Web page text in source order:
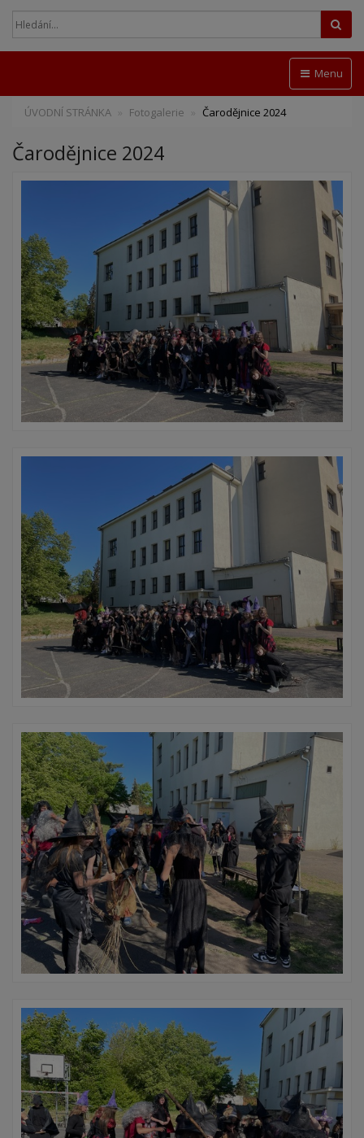
Menu
ÚVODNÍ STRÁNKA Fotogalerie Čarodějnice 2024
Čarodějnice 2024